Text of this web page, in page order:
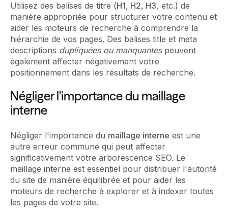
Utilisez des balises de titre (H1, H2, H3, etc.) de
manière appropriée pour structurer votre contenu et
aider les moteurs de recherche à comprendre la
hiérarchie de vos pages. Des balises title et meta
descriptions dupliquées ou manquantespeuvent
également affecter négativement votre
positionnement dans les résultats de recherche.
Négliger l'importance du maillage
interne
Négliger l'importance du maillage interne est une
autre erreur commune qui peut affecter
significativement votre arborescence SEO. Le
maillage interne est essentiel pour distribuer l'autorité
du site de manière équilibrée et pour aider les
moteurs de recherche à explorer et à indexer toutes
les pages de votre site.